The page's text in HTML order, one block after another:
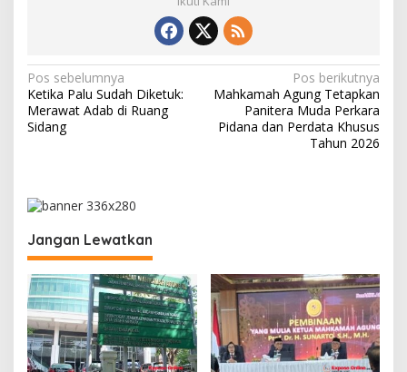
N
a
v
a
s
i
p
o
s
Pos sebelumnya
Ketika Palu Sudah Diketuk:
Merawat Adab di Ruang
Sidang
Pos berikutnya
Mahkamah Agung Tetapkan
Panitera Muda Perkara
Pidana dan Perdata Khusus
Tahun 2026
Jangan Lewatkan